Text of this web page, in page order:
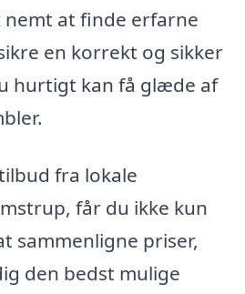
at finde erfarne
en korrekt og sikker
hurtigt kan få glæde af
fra lokale
får du ikke kun
sammenligne priser,
den bedst mulige